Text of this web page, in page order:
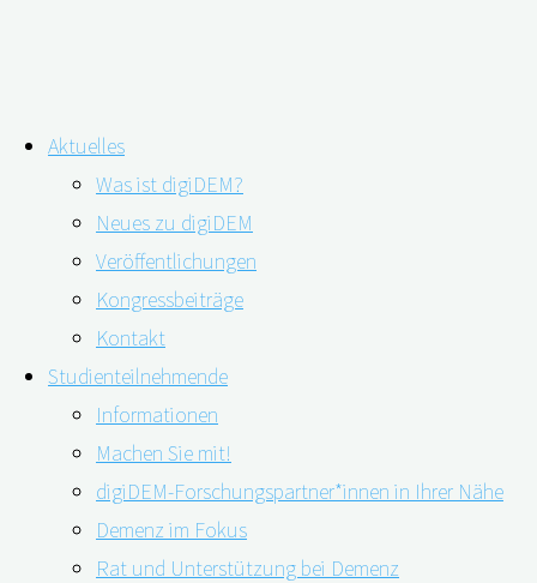
Inhalt
springen
Aktuelles
Was ist digiDEM?
Neues zu digiDEM
Veröffentlichungen
Kongressbeiträge
Kontakt
Studienteilnehmende
Informationen
Machen Sie mit!
digiDEM-Forschungspartner*innen in Ihrer Nähe
Demenz im Fokus
Rat und Unterstützung bei Demenz
Autor:Lucas Westermann
Nichts gefunden
Keine Suchergebnisse für:
Suchen
Kontakt
Friedrich-Alexander-Universität Erlangen-Nürnberg